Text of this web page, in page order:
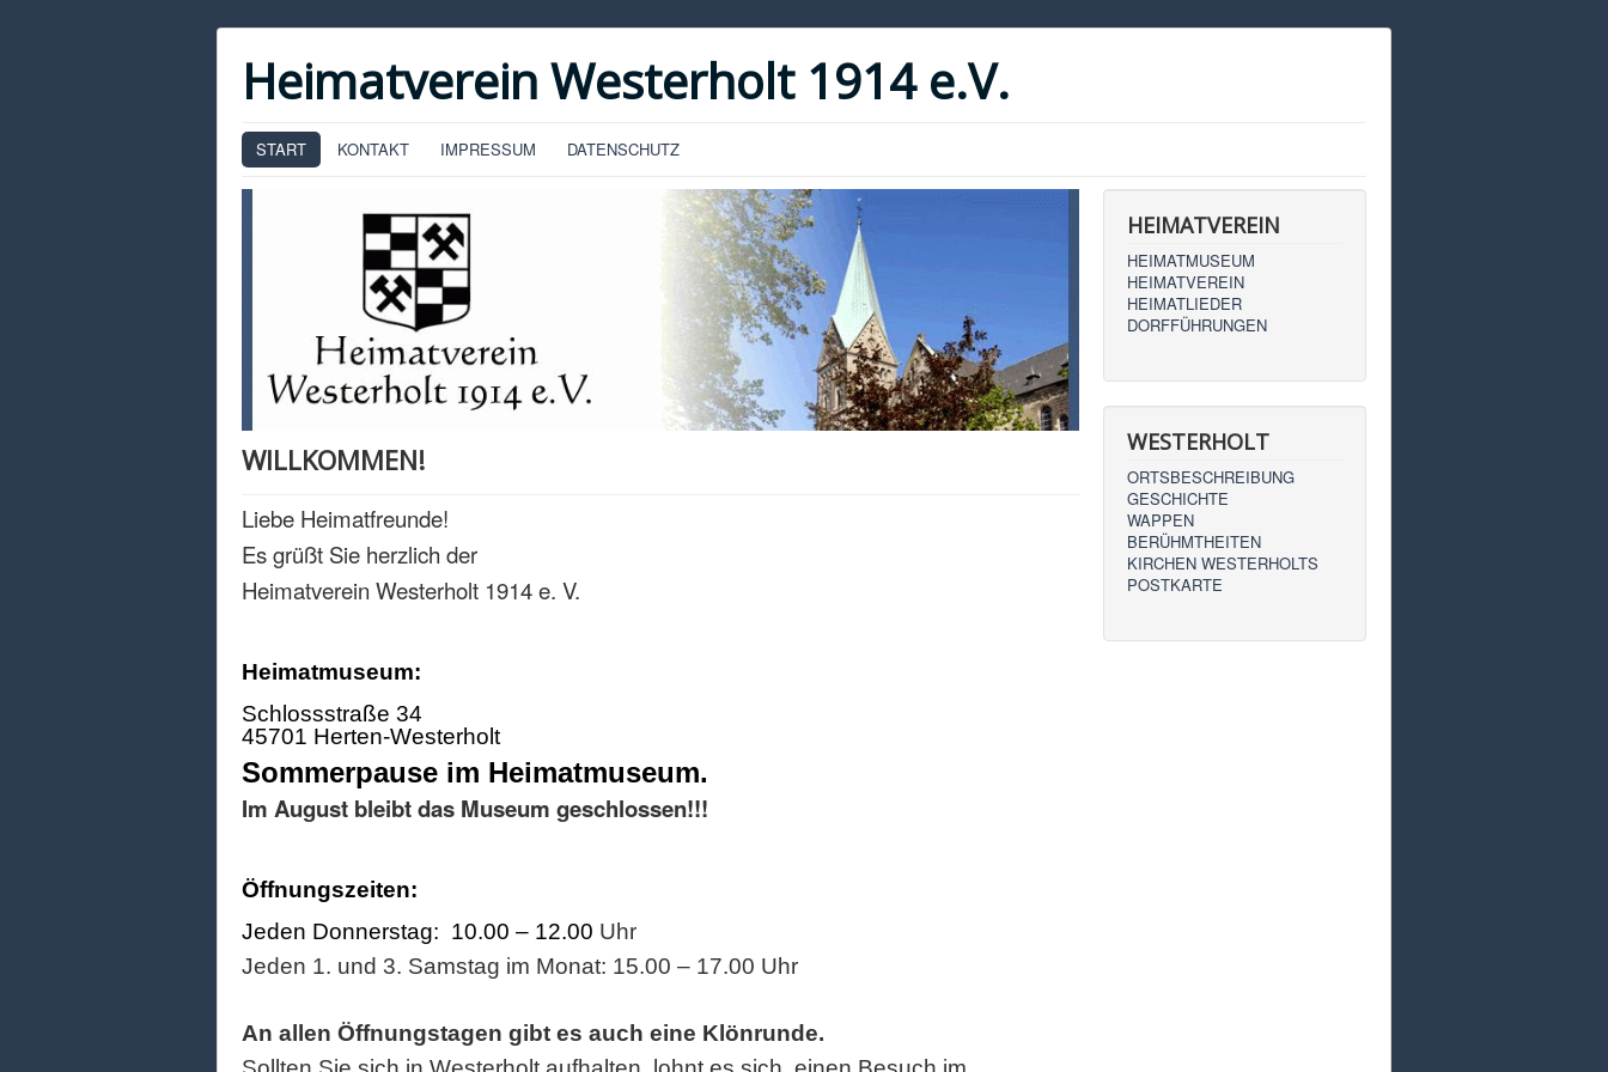
Heimatverein Westerholt 1914 e.V.
START KONTAKT IMPRESSUM DATENSCHUTZ
WILLKOMMEN!
Liebe Heimatfreunde!
Es grüßt Sie herzlich der
Heimatverein Westerholt 1914 e. V.
Heimatmuseum:
Schlossstraße 34
45701 Herten-Westerholt
Sommerpause im Heimatmuseum.
Im August bleibt das Museum geschlossen!!!
Öffnungszeiten:
Jeden Donnerstag: 10.00 – 12.00 Uhr
Jeden 1. und 3. Samstag im Monat: 15.00 – 17.00 Uhr
An allen Öffnungstagen gibt es auch eine Klönrunde.
HEIMATVEREIN
HEIMATMUSEUM
HEIMATVEREIN
HEIMATLIEDER
DORFFÜHRUNGEN
WESTERHOLT
ORTSBESCHREIBUNG
GESCHICHTE
WAPPEN
BERÜHMTHEITEN
KIRCHEN WESTERHOLTS
POSTKARTE